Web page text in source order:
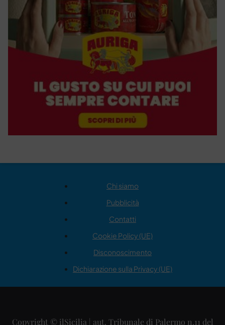
Chi siamo
Pubblicità
Contatti
Cookie Policy (UE)
Disconoscimento
Dichiarazione sulla Privacy (UE)
Copyright © ilSicilia | aut. Tribunale di Palermo n.11 del